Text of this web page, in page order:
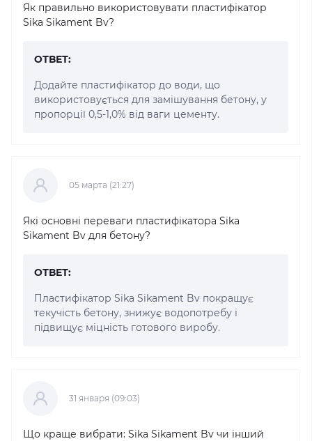
Як правильно використовувати пластифікатор
Sika Sikament Bv?
ОТВЕТ:
Додайте пластифікатор до води, що
використовується для замішування бетону, у
пропорції 0,5-1,0% від ваги цементу.
05 марта (21:27)
Які основні переваги пластифікатора Sika
Sikament Bv для бетону?
ОТВЕТ:
Пластифікатор Sika Sikament Bv покращує
текучість бетону, знижує водопотребу і
підвищує міцність готового виробу.
31 января (09:03)
Що краще вибрати: Sika Sikament Bv чи інший